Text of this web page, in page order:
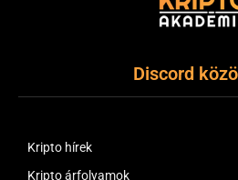
Discord
Kripto hírek
Kripto árfolyamok